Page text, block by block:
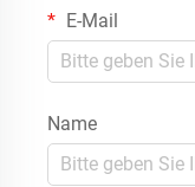
E-Mail
Name